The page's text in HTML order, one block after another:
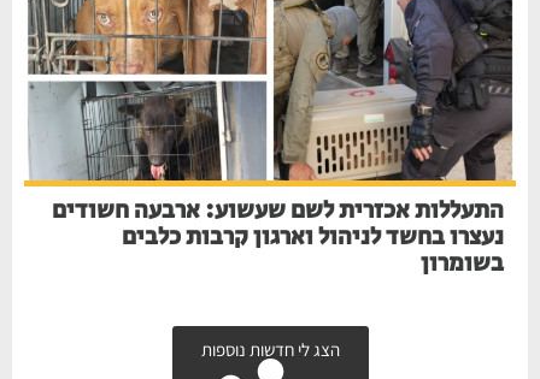
התעללות אכזרית לשם שעשוע: ארבעה חשודים
נעצרו בחשד לניהול וארגון קרבות כלבים
בשומרון
הצג לי חדשות נוספות